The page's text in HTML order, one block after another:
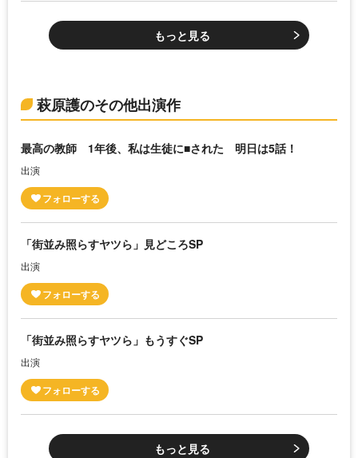
もっと見る
萩原護のその他出演作
最高の教師 1年後、私は生徒に■された 明日は5話！
出演
「街並み照らすヤツら」見どころSP
出演
「街並み照らすヤツら」もうすぐSP
出演
もっと見る